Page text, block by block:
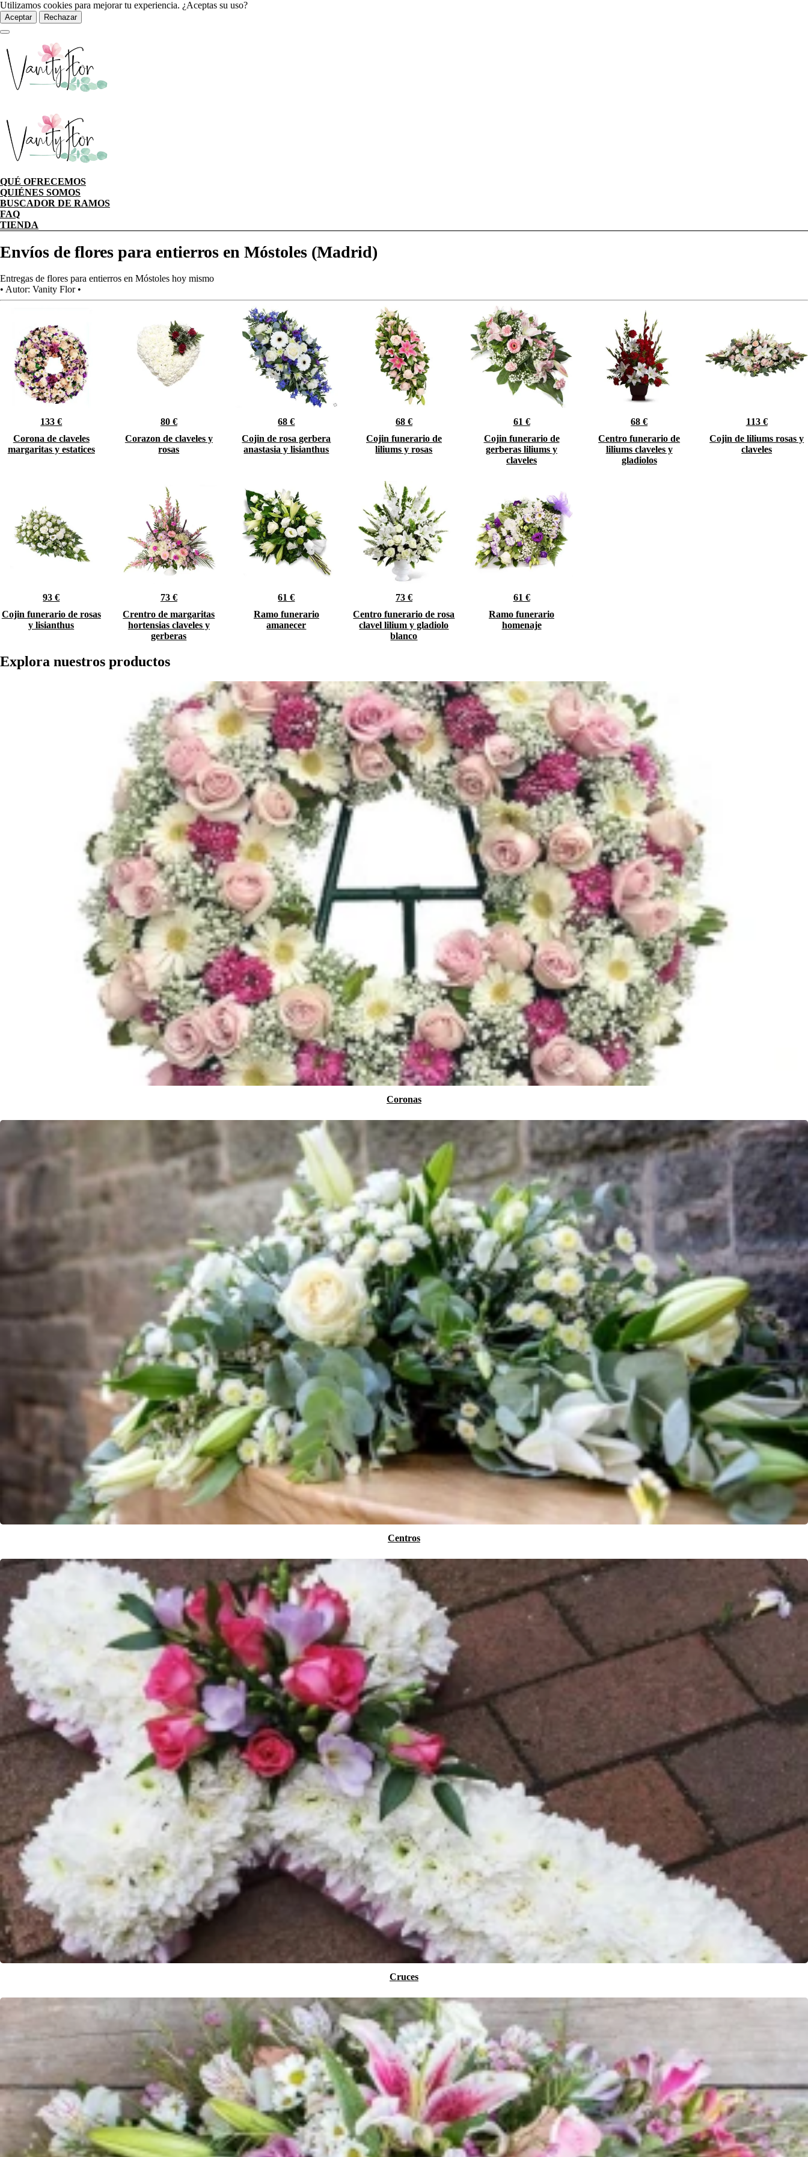
Utilizamos cookies para mejorar tu experiencia. ¿Aceptas su uso?
Aceptar Rechazar
QUÉ OFRECEMOS
QUIÉNES SOMOS
BUSCADOR DE RAMOS
FAQ
TIENDA
Envíos de flores para entierros en Móstoles (Madrid)
Entregas de flores para entierros en Móstoles hoy mismo
• Autor: Vanity Flor •
133 €
Corona de claveles
margaritas y estatices
80 €
Corazon de claveles y
rosas
68 €
Cojin de rosa gerbera
anastasia y lisianthus
68 €
Cojin funerario de
liliums y rosas
61 €
Cojin funerario de
gerberas liliums y
claveles
68 €
Centro funerario de
liliums claveles y
gladiolos
113 €
Cojin de liliums rosas y
claveles
93 €
Cojin funerario de rosas
y lisianthus
73 €
Crentro de margaritas
hortensias claveles y
gerberas
61 €
Ramo funerario
amanecer
73 €
Centro funerario de rosa
clavel lilium y gladiolo
blanco
61 €
Ramo funerario
homenaje
Explora nuestros productos
Coronas
Centros
Cruces